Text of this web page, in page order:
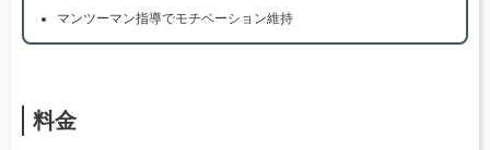
マンツーマン指導でモチベーション維持
料金